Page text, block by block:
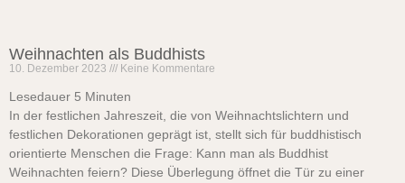
Weihnachten als Buddhists
10. Dezember 2023 Keine Kommentare
Lesedauer 5 Minuten
In der festlichen Jahreszeit, die von Weihnachtslichtern und
festlichen Dekorationen geprägt ist, stellt sich für buddhistisch
orientierte Menschen die Frage: Kann man als Buddhist
Weihnachten feiern? Diese Überlegung öffnet die Tür zu einer